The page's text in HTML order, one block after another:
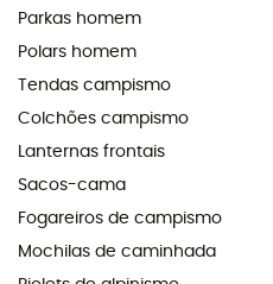
Parkas homem
Polars homem
Tendas campismo
Colchões campismo
Lanternas frontais
Sacos-cama
Fogareiros de campismo
Mochilas de caminhada